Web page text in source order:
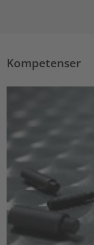
Kompetenser